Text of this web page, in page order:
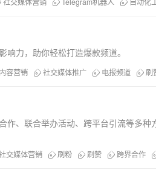
力，助你轻松打造爆款频道。
内容营销 社交媒体推广 电报频道 刷
、联合举办活动、跨平台引流等多种
交媒体营销 刷粉 刷赞 跨界合作